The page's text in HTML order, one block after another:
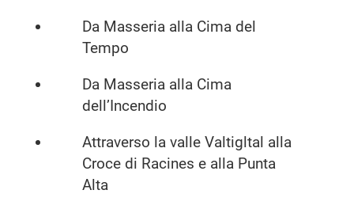
Da Masseria alla Cima del
Tempo
Da Masseria alla Cima
dell’Incendio
Attraverso la valle Valtigltal alla
Croce di Racines e alla Punta
Alta